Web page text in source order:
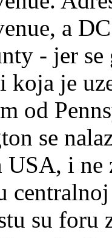
a
- jer
koja je
od
se
i ne
su foru